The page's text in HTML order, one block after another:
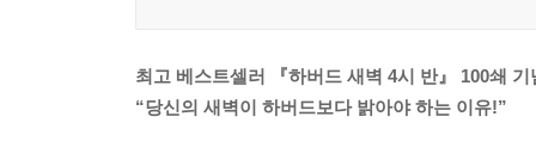
최고 베스트셀러 『하버드 새벽 4시 반』 100쇄
“당신의 새벽이 하버드보다 밝아야 하는 이유!”